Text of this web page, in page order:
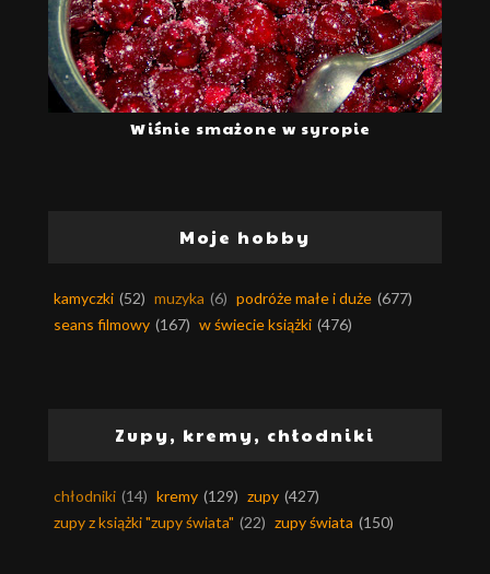
Wiśnie smażone w syropie
Moje hobby
kamyczki (52) muzyka (6) podróże małe i duże (677)
seans filmowy (167) w świecie książki (476)
Zupy, kremy, chłodniki
chłodniki (14) kremy (129) zupy (427)
zupy z książki "zupy świata" (22) zupy świata (150)